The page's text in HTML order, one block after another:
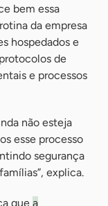
bem essa
da empresa
hospedados e
de
e processos
não esteja
esse processo
segurança
explica.
que a